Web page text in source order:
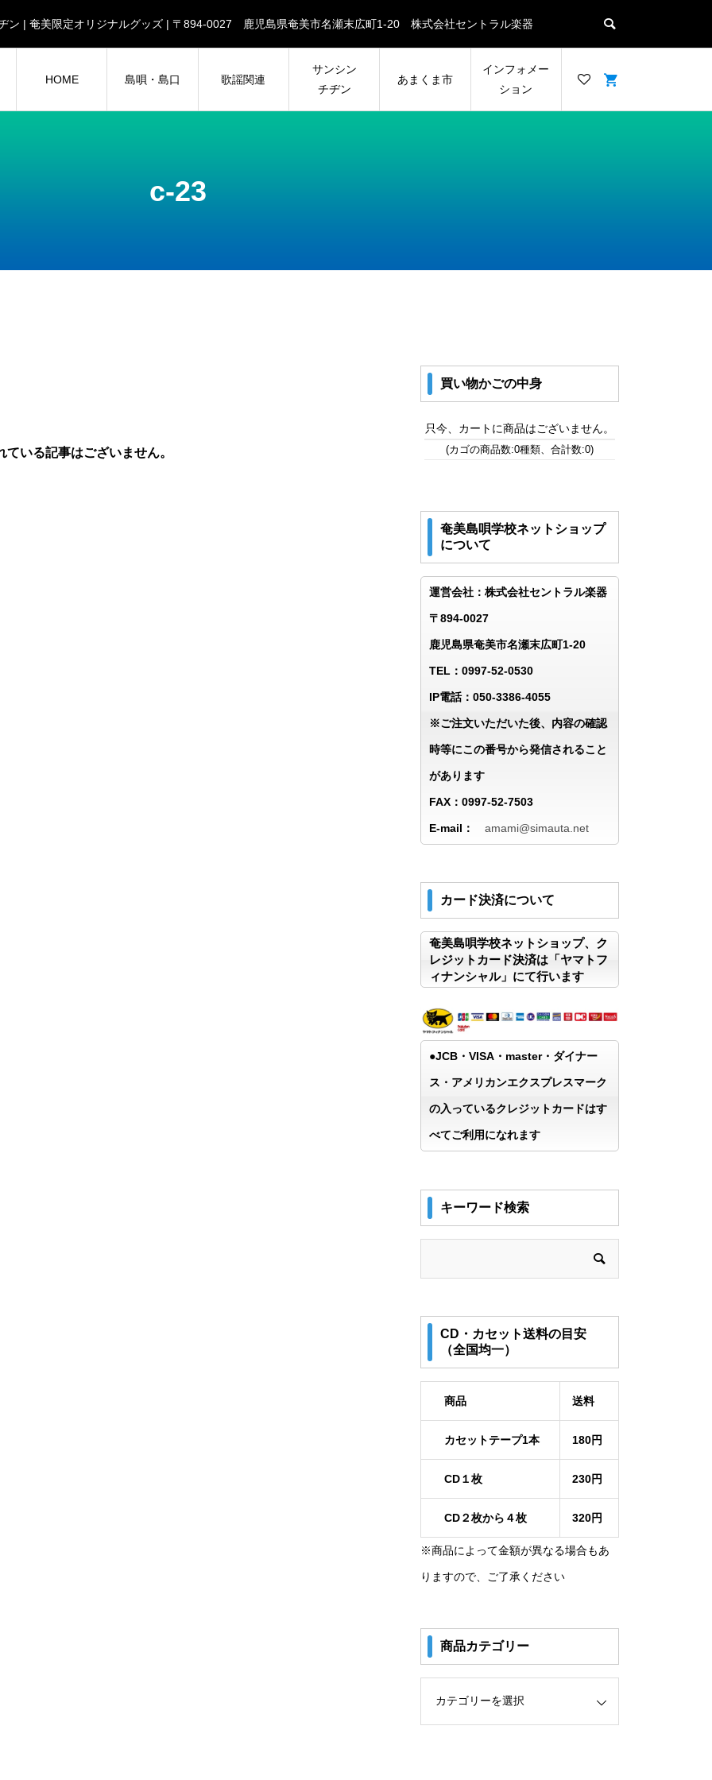
ン | 奄美限定オリジナルグッズ | 〒894-0027 鹿児島県奄美市名瀬末広町1-20 株式会社セントラル楽器
HOME 島唄・島口 歌謡関連
サンシン
チヂン
あまくま市
インフォメー
ション
c-23
ている記事はございません。
買い物かごの中身
只今、カートに商品はございません。
(カゴの商品数:0種類、合計数:0)
奄美島唄学校ネットショップ
について
運営会社：株式会社セントラル楽器
〒894-0027
鹿児島県奄美市名瀬末広町1-20
TEL：0997-52-0530
IP電話：050-3386-4055
※ご注文いただいた後、内容の確認
時等にこの番号から発信されること
があります
FAX：0997-52-7503
E-mail： amami@simauta.net
カード決済について
奄美島唄学校ネットショップ、ク
レジットカード決済は「ヤマトフ
ィナンシャル」にて行います
●JCB・VISA・master・ダイナー
ス・アメリカンエクスプレスマーク
の入っているクレジットカードはす
べてご利用になれます
キーワード検索
CD・カセット送料の目安
（全国均一）
商品 送料
カセットテープ1本 180円
CD１枚 230円
CD２枚から４枚 320円
※商品によって金額が異なる場合もあ
りますので、ご了承ください
商品カテゴリー